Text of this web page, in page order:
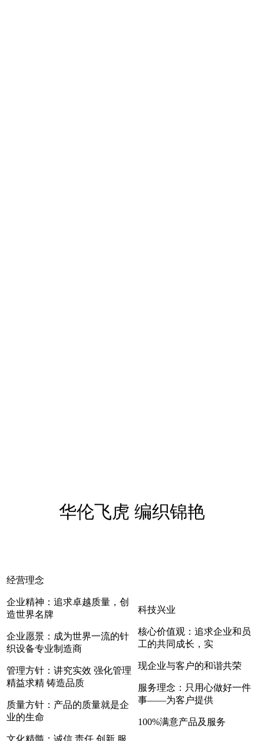
华伦飞虎 编织锦艳
经营理念
企业精神：追求卓越质量，创
造世界名牌
企业愿景：成为世界一流的针
织设备专业制造商
管理方针：讲究实效 强化管理
精益求精 铸造品质
质量方针：产品的质量就是企
业的生命
科技兴业
核心价值观：追求企业和员
工的共同成长，实
现企业与客户的和谐共荣
服务理念：只用心做好一件
事——为客户提供
100%满意产品及服务